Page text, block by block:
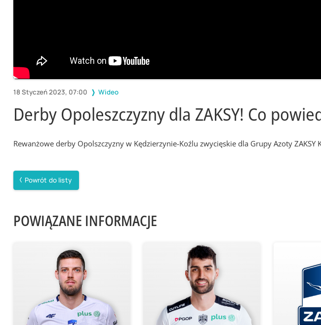
18 Styczeń 2023, 07:00 Wideo
Derby Opoleszczyzny dla ZAKSY! Co
Rewanżowe derby Opolszczyzny w Kędzierzynie-Koźlu zwycięskie dla Grupy Azoty
Powrót do listy
POWIĄZANE INFORMACJE